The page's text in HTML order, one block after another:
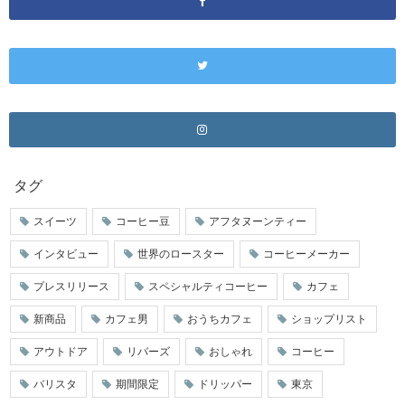
タグ
スイーツ コーヒー豆 アフタヌーンティー
インタビュー 世界のロースター コーヒーメーカー
プレスリリース スペシャルティコーヒー カフェ
新商品 カフェ男 おうちカフェ ショップリスト
アウトドア リバーズ おしゃれ コーヒー
バリスタ 期間限定 ドリッパー 東京